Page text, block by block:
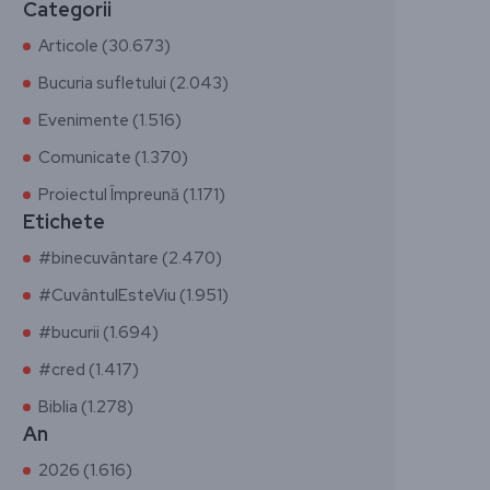
Categorii
Articole (30.673)
Bucuria sufletului (2.043)
Evenimente (1.516)
Comunicate (1.370)
Proiectul Împreună (1.171)
Etichete
#binecuvântare (2.470)
#CuvântulEsteViu (1.951)
#bucurii (1.694)
#cred (1.417)
Biblia (1.278)
An
2026 (1.616)